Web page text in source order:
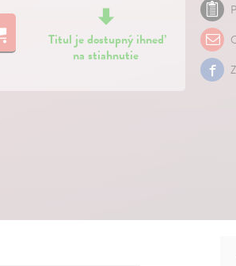
Titul je dostupný ihneď
na stiahnutie